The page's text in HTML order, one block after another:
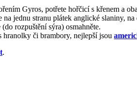
Gyros, potřete hořčicí s křenem a
jednu stranu plátek anglické slaniny,
rozpuštění sýra) osmahněte.
či brambory, nejlepší jsou
.